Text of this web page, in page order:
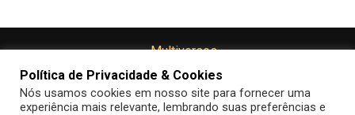
Política de Privacidade & Cookies
Nós usamos cookies em nosso site para fornecer uma
experiência mais relevante, lembrando suas preferências e